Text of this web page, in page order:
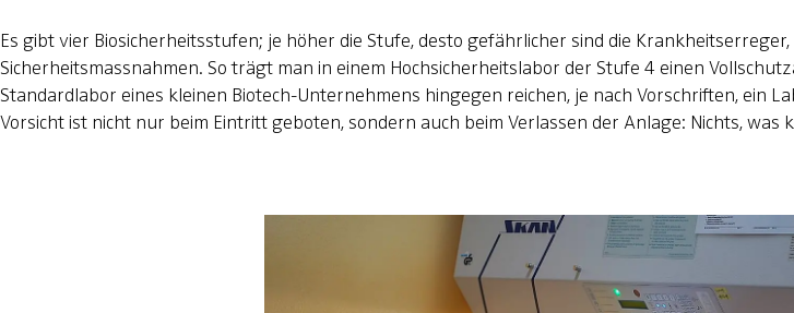
Es gibt vier Biosicherheitsstufen; je höher die Stufe, desto gefährlicher sind die
Sicherheitsmassnahmen. So trägt man in einem Hochsicherheitslabor der Stufe 4 einen
Standardlabor eines kleinen Biotech-Unternehmens hingegen reichen, je nach Vorschriften, ein
Vorsicht ist nicht nur beim Eintritt geboten, sondern auch beim Verlassen der Anlage: Nichts,